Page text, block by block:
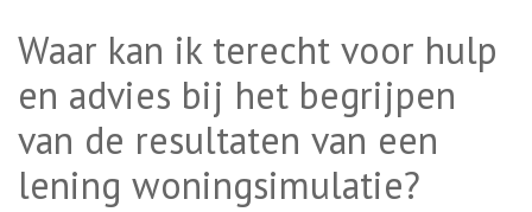
Waar kan ik terecht voor hulp
en advies bij het begrijpen
van de resultaten van een
lening woningsimulatie?